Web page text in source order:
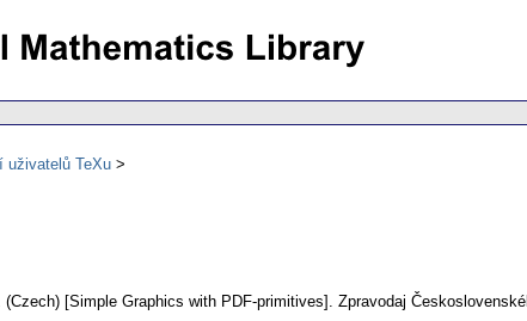
uživatelů TeXu
(Czech) [Simple Graphics with PDF-primitives]. Zpravodaj